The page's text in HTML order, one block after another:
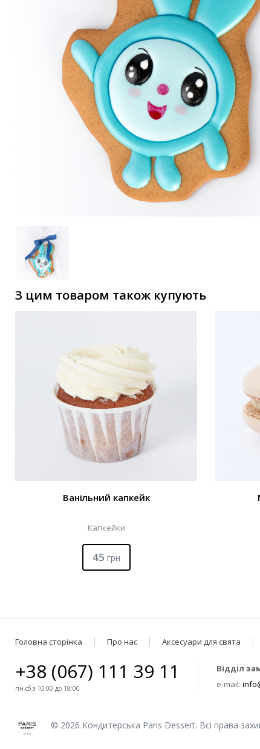
З цим товаром також купують
Ванільний капкейк
Капкейки
45 грн
Головна сторінка Про нас Аксесуари для свята
+38 (067) 111 39 11
пн-сб з 10:00 до 18:00
Відділ
e-mail:
© 2026 Кондитерська Paris Dessert. Всі права